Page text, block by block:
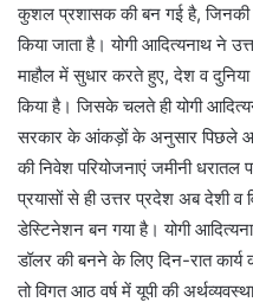
कुशल प्रशासक की बन गई है, जिनकी
किया जाता है। योगी आदित्यनाथ ने
माहौल में सुधार करते हुए, देश व
किया है। जिसके चलते ही योगी
सरकार के आंकड़ों के अनुसार पिछले
की निवेश परियोजनाएं जमीनी धरातल
प्रयासों से ही उत्तर प्रदेश अब देशी व
डेस्टिनेशन बन गया है। योगी
डॉलर की बनने के लिए दिन-रात
तो विगत आठ वर्ष में यूपी की